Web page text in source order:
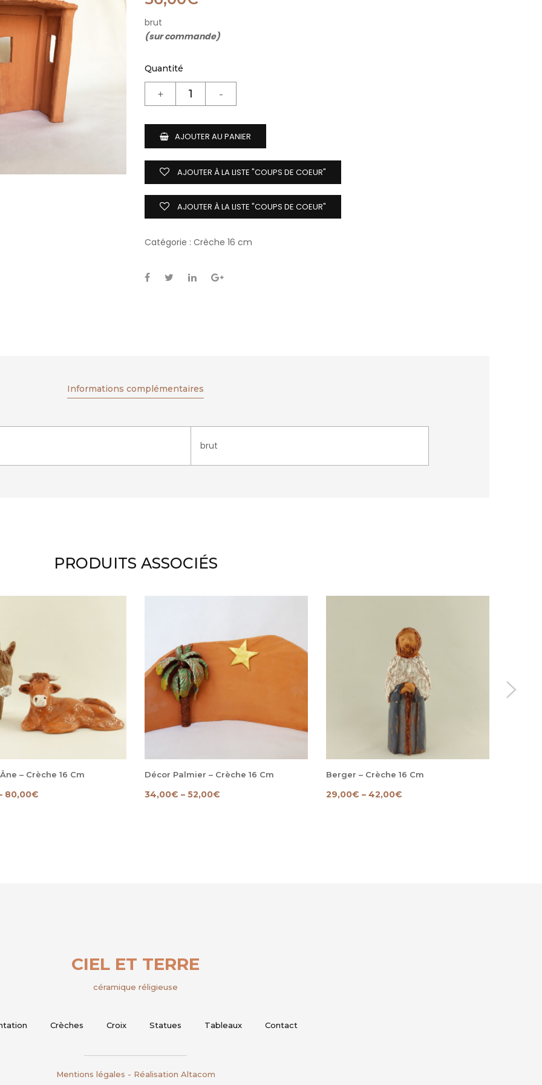
brut
(sur commande)
Quantité
AJOUTER AU PANIER
AJOUTER À LA LISTE "COUPS DE COEUR"
AJOUTER À LA LISTE "COUPS DE COEUR"
Catégorie : Crèche 16 cm
Informations complémentaires
brut
PRODUITS ASSOCIÉS
– Crèche 16 Cm
80,00€
Décor Palmier – Crèche 16 Cm
34,00€ – 52,00€
Berger – Crèche 16 Cm
29,00€ – 42,00€
CIEL ET TERRE
céramique réligieuse
Crèches Croix Statues Tableaux Contact
Mentions légales - Réalisation Altacom